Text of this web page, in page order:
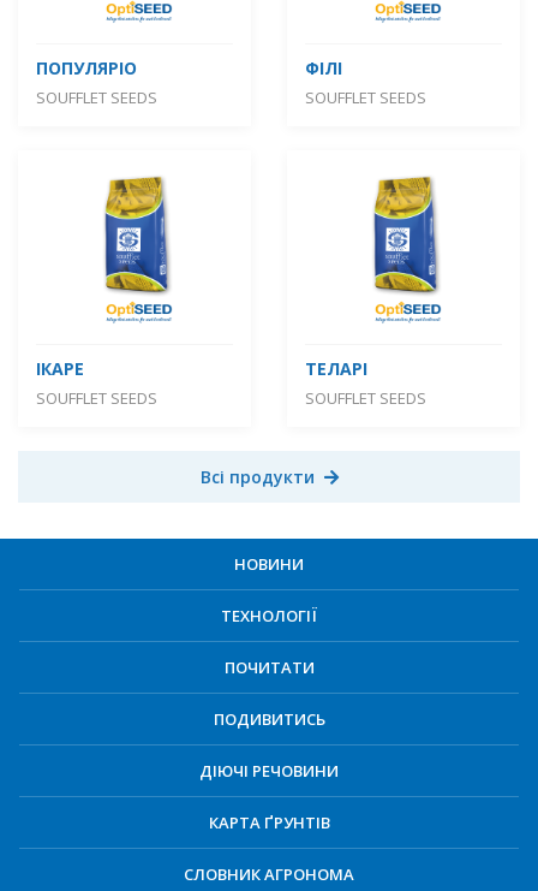
ПОПУЛЯРІО
SOUFFLET SEEDS
ФІЛІ
SOUFFLET SEEDS
ІКАРЕ
SOUFFLET SEEDS
ТЕЛАРІ
SOUFFLET SEEDS
Всі продукти
НОВИНИ
ТЕХНОЛОГІЇ
ПОЧИТАТИ
ПОДИВИТИСЬ
ДІЮЧІ РЕЧОВИНИ
КАРТА ҐРУНТІВ
СЛОВНИК АГРОНОМА